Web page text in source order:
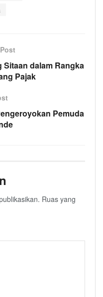
Sitaan dalam Rangka
Pajak
Pemuda
Ruas yang